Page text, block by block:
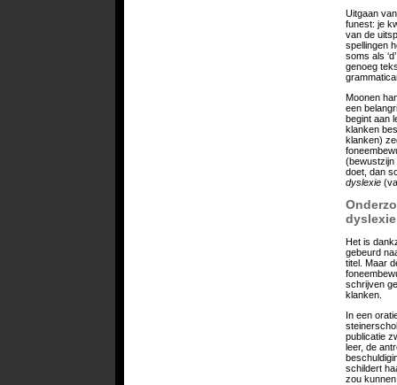
Uitgaan
funest: je
van de
spellingen
soms als
genoeg
Moonen
een
begint aan
klanken
klanken)
(bewustzijn
doet, dan
dyslexie
dyslexie
Het is
gebeurd
titel. Maar
schrijven
klanken.
In een
publicatie
leer, de
schildert
zou